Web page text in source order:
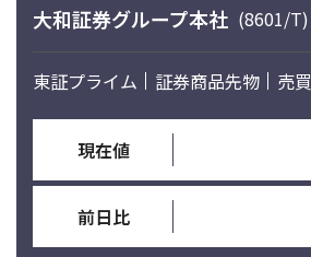
大和証券グループ本社 (8601/T)
東証プライム 証券商品先物 売
現在値
前日比